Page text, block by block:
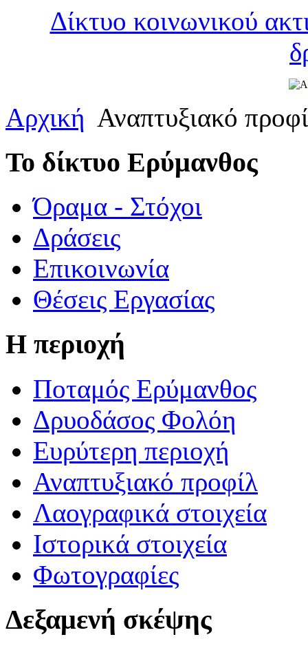
Δίκτυο κοινωνικού
Αρχική Αναπτυξιακό
Το δίκτυο Ερύμανθος
Όραμα - Στόχοι
Δράσεις
Επικοινωνία
Θέσεις Εργασίας
Η περιοχή
Ποταμός Ερύμανθος
Δρυοδάσος Φολόη
Ευρύτερη περιοχή
Αναπτυξιακό προφίλ
Λαογραφικά στοιχεία
Ιστορικά στοιχεία
Φωτογραφίες
Δεξαμενή σκέψης